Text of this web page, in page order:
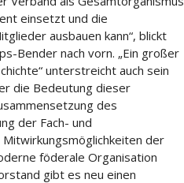
einsetzt und die
ausbauen kann“, blickt
Bender nach vorn. „Ein großer
unterstreicht auch sein
die Bedeutung dieser
des
der Fach- und
der
föderale Organisation
gibt es neu einen